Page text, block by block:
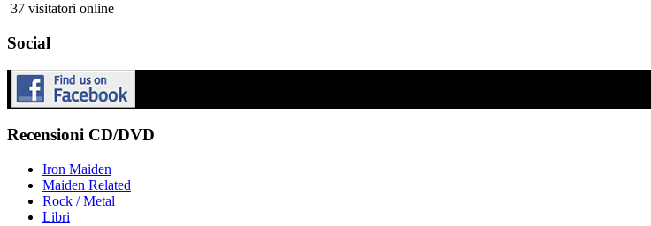
37 visitatori online
Social
Recensioni CD/DVD
Iron Maiden
Maiden Related
Rock / Metal
Libri